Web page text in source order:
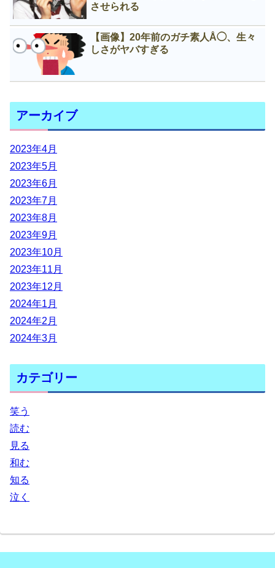
させられる
【画像】20年前のガチ素人Å◯、生々
しさがヤバすぎる
アーカイブ
2023年4月
2023年5月
2023年6月
2023年7月
2023年8月
2023年9月
2023年10月
2023年11月
2023年12月
2024年1月
2024年2月
2024年3月
カテゴリー
笑う
読む
見る
和む
知る
泣く